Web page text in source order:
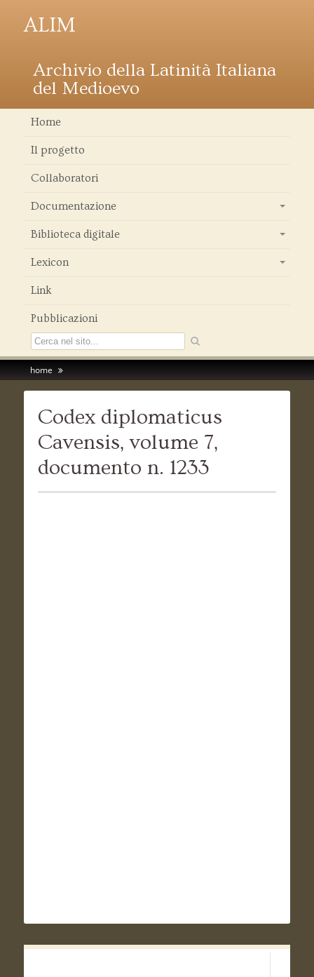
ALIM
Archivio della Latinità Italiana
del Medioevo
Home
Il progetto
Collaboratori
Documentazione
Biblioteca digitale
Lexicon
Link
Pubblicazioni
home
Codex diplomaticus
Cavensis, volume 7,
documento n. 1233